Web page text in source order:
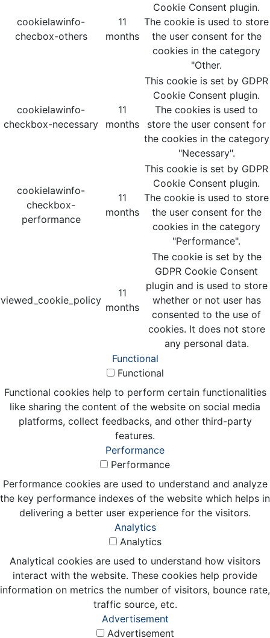
cookielawinfo-
checbox-others
11
months
Cookie Consent plugin.
The cookie is used to store
the user consent for the
cookies in the category
"Other.
cookielawinfo-
checkbox-necessary
11
months
This cookie is set by GDPR
Cookie Consent plugin.
The cookies is used to
store the user consent for
the cookies in the category
"Necessary".
cookielawinfo-
checkbox-
performance
11
months
This cookie is set by GDPR
Cookie Consent plugin.
The cookie is used to store
the user consent for the
cookies in the category
"Performance".
viewed_cookie_policy
11
months
The cookie is set by the
GDPR Cookie Consent
plugin and is used to store
whether or not user has
consented to the use of
cookies. It does not store
any personal data.
Functional
Functional
Functional cookies help to perform certain functionalities
like sharing the content of the website on social media
platforms, collect feedbacks, and other third-party
features.
Performance
Performance
Performance cookies are used to understand and analyze
the key performance indexes of the website which helps in
delivering a better user experience for the visitors.
Analytics
Analytics
Analytical cookies are used to understand how visitors
interact with the website. These cookies help provide
information on metrics the number of visitors, bounce rate,
traffic source, etc.
Advertisement
Advertisement